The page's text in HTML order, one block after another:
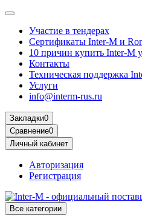
Участие в тендерах
Сертификаты Inter-M и
10 причин купить Inter-M
Контакты
Техническая поддержка
Услуги
info@interm-rus.ru
Закладки0
Сравнение0
Личный кабинет
Авторизация
Регистрация
Все категории